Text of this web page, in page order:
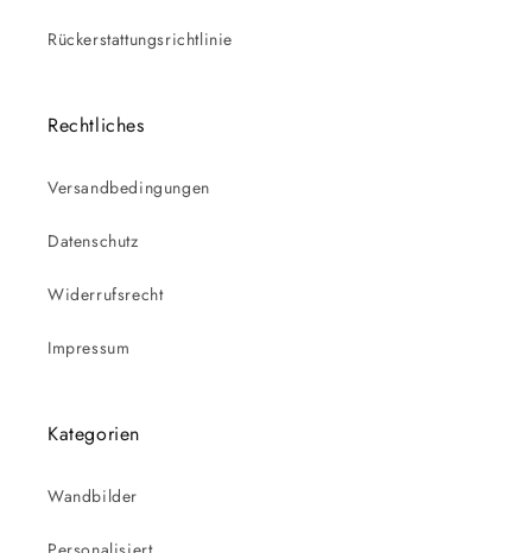
Rückerstattungsrichtlinie
Rechtliches
Versandbedingungen
Datenschutz
Widerrufsrecht
Impressum
Kategorien
Wandbilder